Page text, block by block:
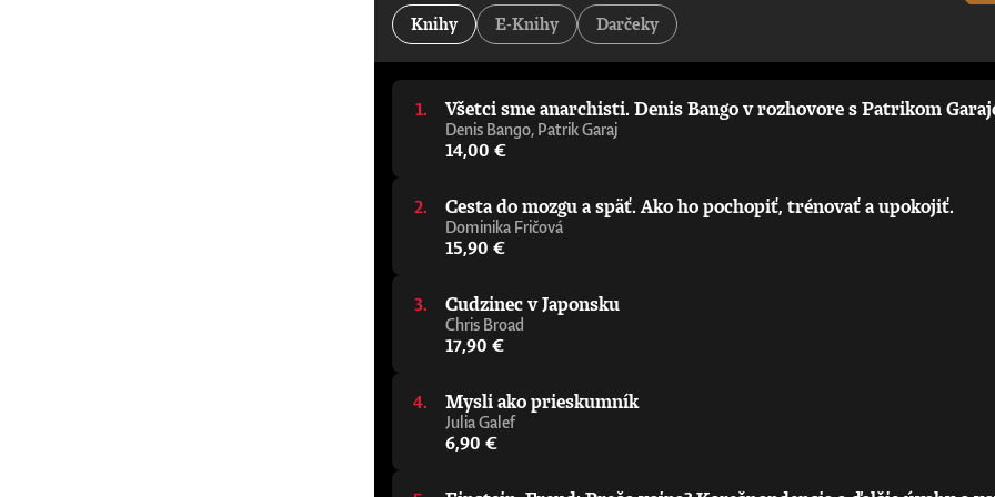
kancelár Oxfordskej univerzity„Jeden z najdôležitejších a najzaujímavejších príspevkov k debate o umelej inteligencii –
Alastair Campbell a Rory Stewart, podcast The Rest Is Politics„Strhujúca kniha o umelej inteligencii od človeka, ktorý sa
pomôže vám zorientovať sa v tejto téme, aj keď nemáte technické vzdelanie. Úprimne odporúčam.“ - Wendy Hall,
napísal elegantného a zrozumiteľného sprievodcu príležitosťami, výzvami, nebezpečenstvami a benefitmi, ktoré prináša
porozumieť budúcnosti.“ - Julie Maxton, predsedníčka Ada Lovelace Institute„Richard Susskind je majster
varovný signál, ktorého cieľom je čo najrýchlejšie upriamiť pozornosť na čoraz výkonnejšiu umelú inteligenciu zajtrajška.
mysliteľ, ktorý sa témou umelej inteligencie zaoberá už celé desaťročia. Nemusíte súhlasiť s jeho závermi ani s
sprievodcu premýšľaním o AI.“ - Tom Melham, profesor informatiky, Oxfordská univerzita
Knihy E-Knihy Darčeky
Všetci sme anarchisti. Denis Bango v rozhovore s Patrikom
Denis Bango, Patrik Garaj
14,00 €
Cesta do mozgu a späť. Ako ho pochopiť, trénovať a upokojiť.
Dominika Fričová
15,90 €
Cudzinec v Japonsku
Chris Broad
17,90 €
Mysli ako prieskumník
Julia Galef
6,90 €